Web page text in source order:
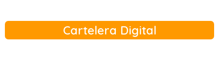
Cartelera Digital